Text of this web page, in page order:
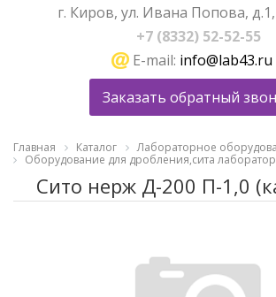
г. Киров, ул. Ивана Попова,
+7 (8332) 52-52-55
E-mail: info@lab43.ru
Заказать обратный
Главная Каталог
Лабораторное
Оборудование для дробления,сита
Сито нерж Д-200 П-1,0